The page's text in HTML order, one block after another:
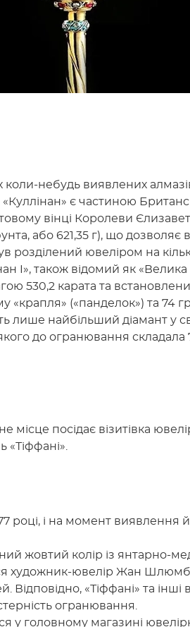
коли-небудь виявлених
є частиною
вінці Королеви
або 621,35 г), що
розділений ювеліром на
I», також відомий як
530,2 карата та
(«панделок») та 74
лише найбільший діамант у
до огранювання складала
місце посідає візитівка
«Тіффані».
році, і на момент виявлення
жовтий колір із янтарно-
художник-ювелір Жан
«Тіффані» та інші
огранювання.
у головному магазині